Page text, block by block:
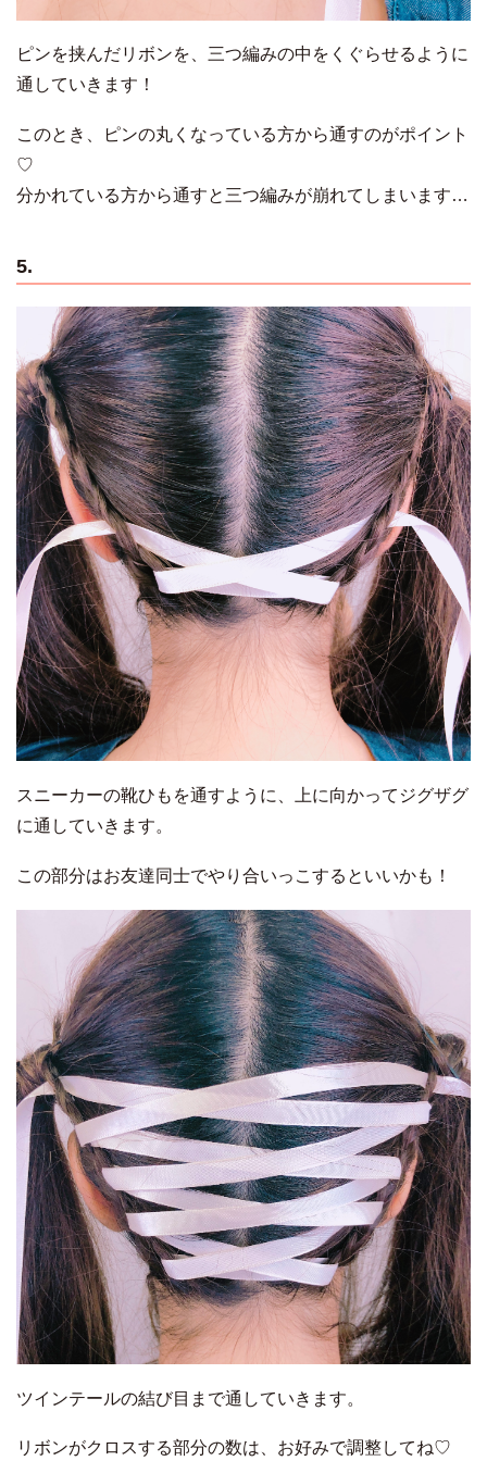
ピンを挟んだリボンを、三つ編みの中をくぐらせるように
通していきます！
このとき、ピンの丸くなっている方から通すのがポイント
♡
分かれている方から通すと三つ編みが崩れてしまいます…
5.
スニーカーの靴ひもを通すように、上に向かってジグザグ
に通していきます。
この部分はお友達同士でやり合いっこするといいかも！
ツインテールの結び目まで通していきます。
リボンがクロスする部分の数は、お好みで調整してね♡